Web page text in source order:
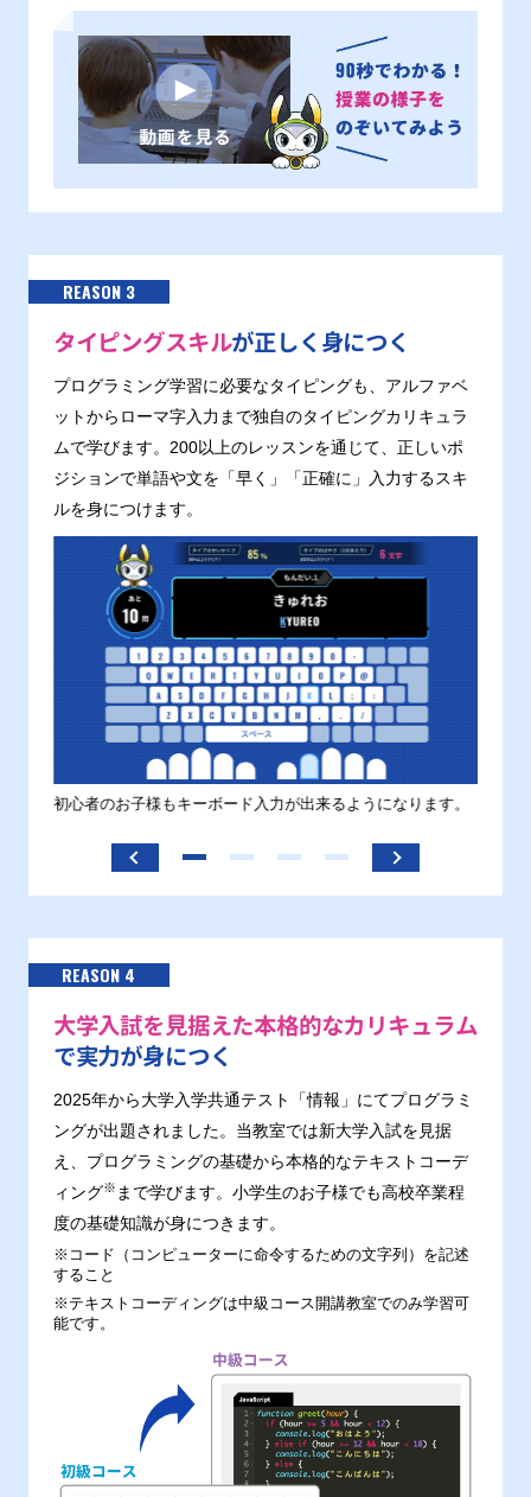
REASON 3
タイピングスキルが正しく身につく
プログラミング学習に必要なタイピングも、アルファベ
ットからローマ字入力まで独自のタイピングカリキュラ
ムで学びます。200以上のレッスンを通じて、正しいポ
ジションで単語や文を「早く」「正確に」入力するスキ
ルを身につけます。
初心者のお子様もキーボード入力が出来るようになります。
REASON 4
大学入試を見据えた本格的なカリキュラム
で実力が身につく
2025年から大学入学共通テスト「情報」にてプログラミ
ングが出題されました。当教室では新大学入試を見据
え、プログラミングの基礎から本格的なテキストコーデ
ィング※ まで学びます。小学生のお子様でも高校卒業程
度の基礎知識が身につきます。
※コード（コンピューターに命令するための文字列）を記述
すること
※テキストコーディングは中級コース開講教室でのみ学習可
能です。